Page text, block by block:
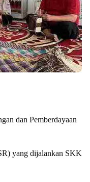
dan Pemberdayaan
yang dijalankan SKK